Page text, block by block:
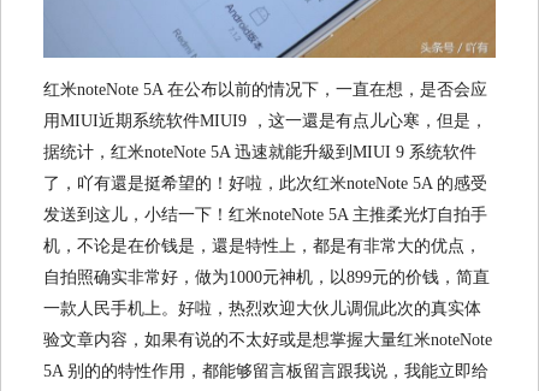
红米noteNote 5A 在公布以前的情况下，一直在想，是否会应
用MIUI近期系统软件MIUI9 ，这一還是有点儿心寒，但是，
据统计，红米noteNote 5A 迅速就能升級到MIUI 9 系统软件
了，吖有還是挺希望的！好啦，此次红米noteNote 5A 的感受
发送到这儿，小结一下！红米noteNote 5A 主推柔光灯自拍手
机，不论是在价钱是，還是特性上，都是有非常大的优点，
自拍照确实非常好，做为1000元神机，以899元的价钱，简直
一款人民手机上。好啦，热烈欢迎大伙儿调侃此次的真实体
验文章内容，如果有说的不太好或是想掌握大量红米noteNote
5A 别的的特性作用，都能够留言板留言跟我说，我能立即给